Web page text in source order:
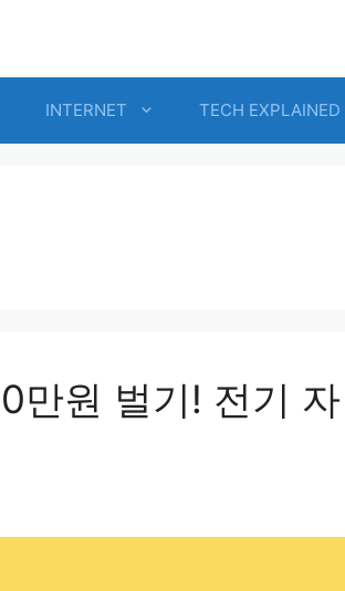
INTERNET TECH EXPLAINED
만원 벌기! 전기 자